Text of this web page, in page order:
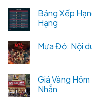
Bảng Xếp
Hạng
Mưa Đỏ: Nội
Giá Vàng
Nhẫn